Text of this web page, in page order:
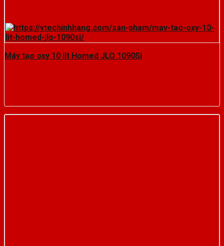
Máy tạo oxy 10 lít Homed JLO 1090Si